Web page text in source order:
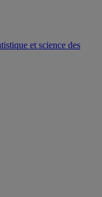
et science des